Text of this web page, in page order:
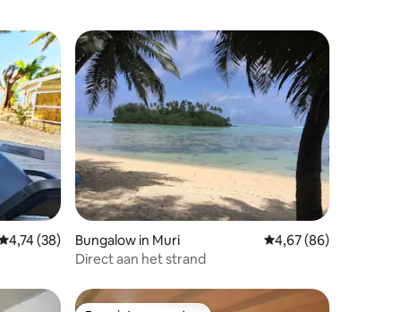
beoordeling van 4,74 uit 5, 38 recensies
4,74 (38)
Bungalow in Muri Gemiddelde
4,67 (86)
Direct aan het strand